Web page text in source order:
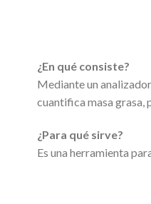
¿En qué consiste?
Mediante un
cuantifica masa grasa,
¿Para qué sirve?
Es una herramienta